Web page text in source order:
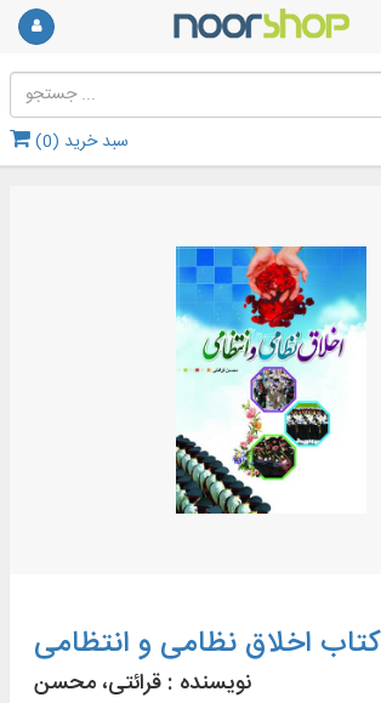
سبد خرید (0
)
کتاب اخلاق نظامی و انتظامی
نویسنده : قرائتی، محسن